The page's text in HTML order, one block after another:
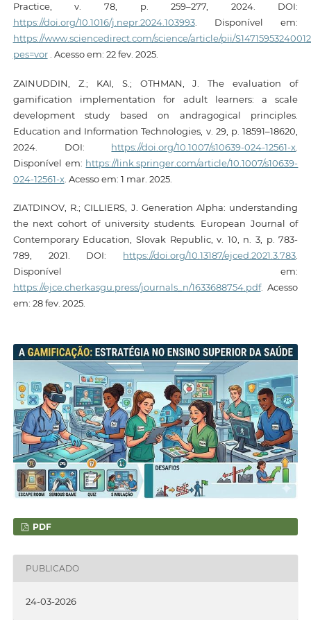
Practice, v. 78, p. 259–277, 2024. DOI:
https://doi.org/10.1016/j.nepr.2024.103993. Disponível em:
https://www.sciencedirect.com/science/article/pii/
pes=vor. Acesso em: 22 fev. 2025.
ZAINUDDIN, Z.; KAI, S.; OTHMAN, J. The evaluation of
gamification implementation for adult learners: a scale
development study based on andragogical principles.
Education and Information Technologies, v. 29, p. 18591–18620,
2024. DOI: https://doi.org/10.1007/s10639-024-12561-x
Disponível em: https://link.springer.com/article/10.1007/s10639-
024-12561-x. Acesso em: 1 mar. 2025.
ZIATDINOV, R.; CILLIERS, J. Generation Alpha: understanding
the next cohort of university students. European Journal of
Contemporary Education, Slovak Republic, v. 10, n. 3, p. 783-
789, 2021. DOI: https://doi.org/10.13187/ejced.2021.3.783
Disponível em:
https://ejce.cherkasgu.press/journals_n/1633688754.pdf. Acesso
em: 28 fev. 2025.
PDF
PUBLICADO
24-03-2026